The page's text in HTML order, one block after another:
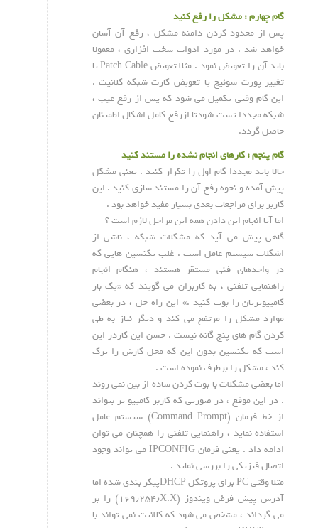
گام چهارم : مشکل را رفع کنید
پس از محدود کردن دامنه مشکل ، رفع آن آسان
خواهد شد . در مورد ادوات سخت افزاری ، معمولا
باید آن را تعویض نمود . مثلا تعویض Patch Cable یا
تغییر پورت سوئیچ یا تعویض کارت شبکه کلانیت .
این گام وقتی تکمیل می شود که پس از رفع عیب ،
شبکه مجددا تست شودتا ازرفع کامل اشکال اطمینان
حاصل گردد.
گام پنجم : کارهای انجام نشده را مستند کنید
حالا باید مجددا گام اول را تکرار کنید . یعنی مشکل
پیش آمده و نحوه رفع آن را مستند سازی کنید . این
کاربر برای مراجعات بعدی بسیار مفید خواهد بود .
اما آیا انجام این دادن همه این مراحل لازم است ؟
گاهی پیش می آید که مشکلات شبکه ، ناشی از
اشکلات سیستم عامل است . غلب تکنسین هایی که
در واحدهای فنی مستقر هستند ، هنگام انجام
راهنمایی تلفنی ، به کاربران می گویند که «یک بار
کامپیوترتان را بوت کنید .» این راه حل ، در بعضی
موارد مشکل را مرتفع می کند و دیگر نیاز به طی
کردن گام های پنج گانه نیست . حسن این کاردر این
است که تکنسین بدون این که محل کارش را ترک
کند ، مشکل را برطرف نموده است .
اما بعضی مشکلات با بوت کردن ساده از بین نمی روند
. در این موقع ، در صورتی که کاربر کامپیو تر بتواند
از خط فرمان (Command Prompt) سیستم عامل
استفاده نماید ، راهنمایی تلفنی را همچنان می توان
ادامه داد . یعنی فرمان IPCONFIG می تواند وجود
اتصال فیزیکی را بررسی نماید .
مثلا وقتی PC برای پروتکل DHCPپیکر بندی شده اما
آدرس پیش فرض ویندوز (۱۶۹٫۲۵۴٫X.X) را بر
می گرداند ، مشخص می شود که کلانیت نمی تواند با